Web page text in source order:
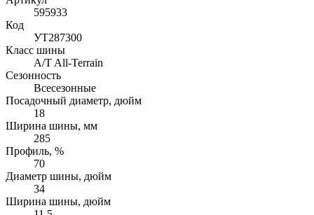
595933
Код
УТ287300
Класс шины
A/T All-Terrain
Сезонность
Всесезонные
Посадочный диаметр, дюйм
18
Ширина шины, мм
285
Профиль, %
70
Диаметр шины, дюйм
34
Ширина шины, дюйм